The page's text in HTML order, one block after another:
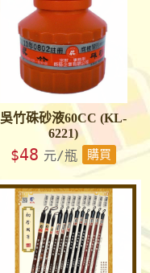
吳竹硃砂液60CC (KL-
6221)
$48 元/瓶 購買